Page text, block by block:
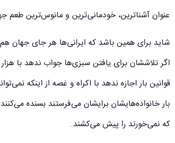
عنوان آشناترین، خودمانی‌ترین و مانوس‌ترین
شاید برای همین باشد که ایرانی‌ها هر جای جهان
اگر تلاششان برای یافتن سبزی‌ها جواب ندهد با
قوانین بار اجازه ندهد با اکراه و غصه از اینکه
بار خانواده‌هایشان برایشان می‌فرستند بسنده
که نمی‌خورند را پیش می‌کشند.